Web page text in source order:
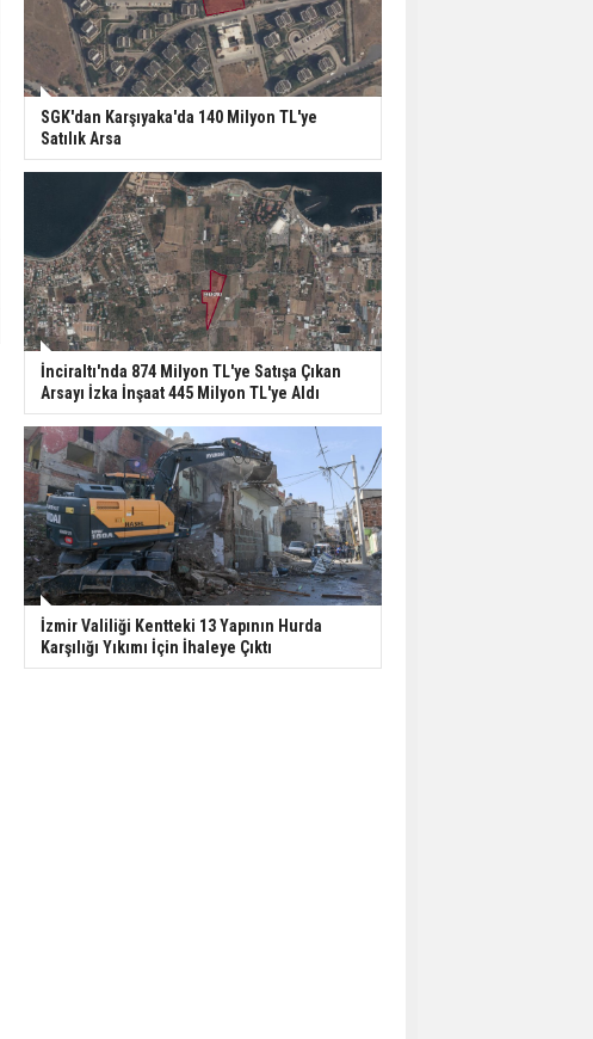
SGK'dan Karşıyaka'da 140 Milyon TL'ye
Satılık Arsa
İnciraltı'nda 874 Milyon TL'ye Satışa Çıkan
Arsayı İzka İnşaat 445 Milyon TL'ye Aldı
İzmir Valiliği Kentteki 13 Yapının Hurda
Karşılığı Yıkımı İçin İhaleye Çıktı